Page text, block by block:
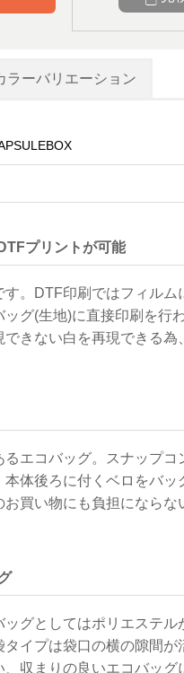
ラーバリエーション
プリントが可能
。DTF印刷ではフィルム
グ(生地)に直接印刷を行
きない白を再現できる為
エコバッグ。スナップコ
体後ろに付くベロをバッ
買い物にも負担にならな
グとしてはポリエステ
イプは袋口の横の隙間
収まりの良いエコバッグ